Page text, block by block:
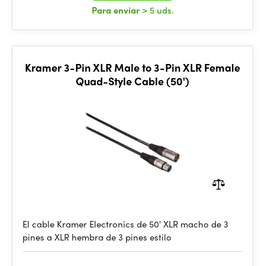
Para enviar > 5 uds.
Kramer 3-Pin XLR Male to 3-Pin XLR Female
Quad-Style Cable (50')
El cable Kramer Electronics de 50' XLR macho de 3
pines a XLR hembra de 3 pines estilo